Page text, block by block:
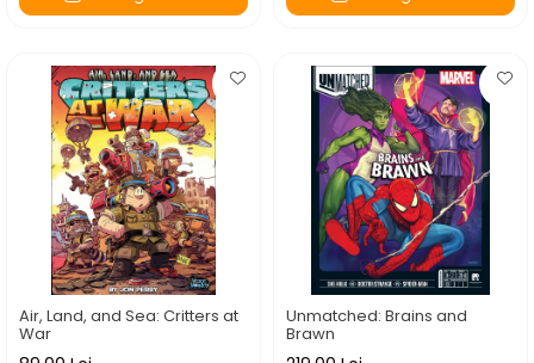
Air, Land, and Sea: Critters at
War
Unmatched: Brains and
Brawn